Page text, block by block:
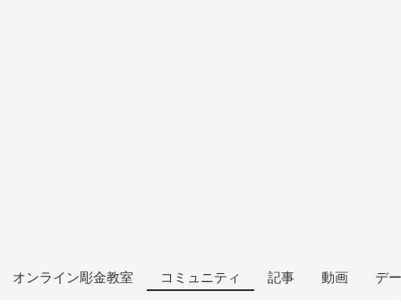
オンライン彫金教室 コミュニティ 記事 動画 デ